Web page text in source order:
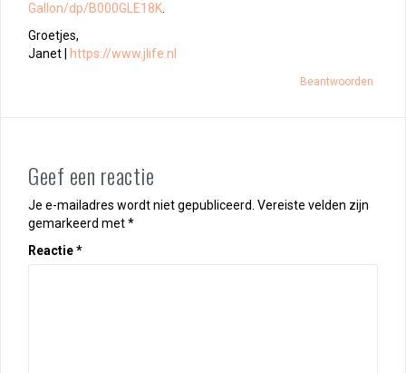
Gallon/dp/B000GLE18K
Groetjes,
Janet |
https://www.jlife.nl
Beantwoorden
Geef een reactie
Je e-mailadres wordt niet gepubliceerd. Vereiste velden zijn
gemarkeerd met*
Reactie*